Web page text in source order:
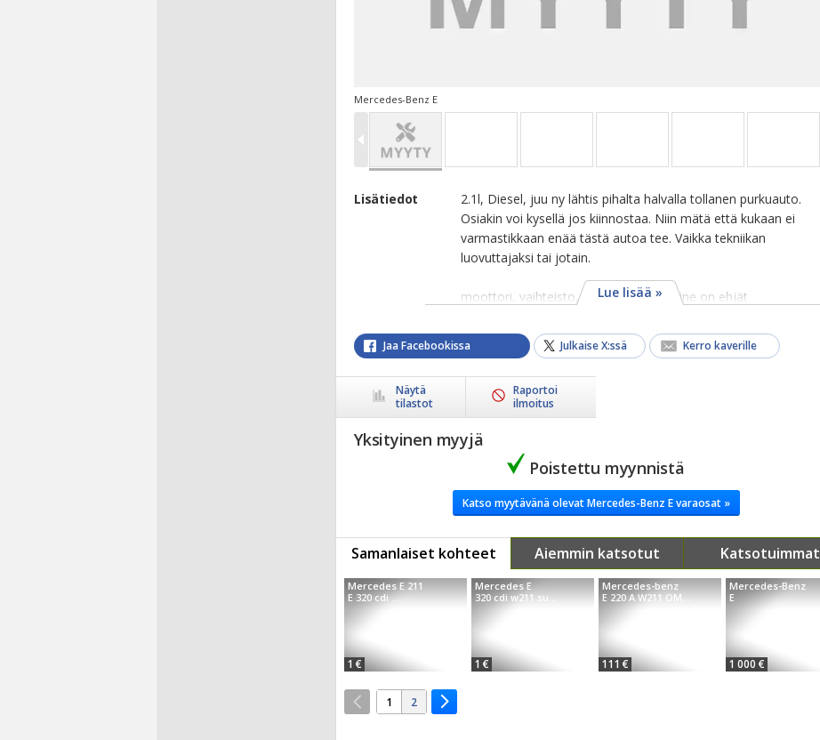
Mercedes-Benz E
Lisätiedot
2.1l, Diesel, juu ny lähtis pihalta halvalla tollanen purkuauto.
Osiakin voi kysellä jos kiinnostaa. Niin mätä että kukaan ei
varmastikkaan enää tästä autoa tee. Vaikka tekniikan
luovuttajaksi tai jotain.
moottori, vaihteisto, voimansiirto jne jne on ehjät
Lue lisää »
Jaa Facebookissa Julkaise X:ssä Kerro kaverille
Näytä
tilastot
Raportoi
ilmoitus
Yksityinen myyjä
Poistettu myynnistä
Katso myytävänä olevat Mercedes-Benz E varaosat »
Samanlaiset kohteet Aiemmin katsotut Katsotuimmat
Mercedes E 211
E 320 cdi ...
1 €
Mercedes E
320 cdi w211 su...
1 €
Mercedes-benz
E 220 A W211 OM...
111 €
Mercedes-Benz
E
1 000 €
1 2